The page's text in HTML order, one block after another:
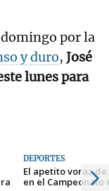
domingo por la
y duro, José
lunes para
DEPORTES
El apetito voraz
en el Campeonato